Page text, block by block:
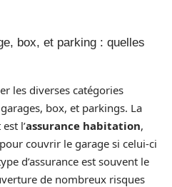
box, et parking : quelles
les diverses catégories
box, et parkings. La
l’assurance habitation,
couvrir le garage si celui-ci
d’assurance est souvent le
de nombreux risques